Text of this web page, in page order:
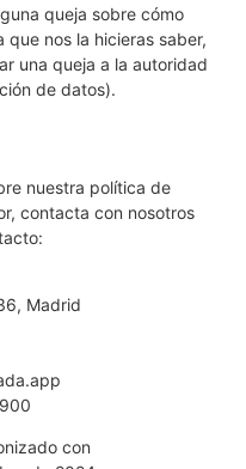
queja sobre cómo
nos la hicieras saber,
una queja a la autoridad
de datos).
nuestra política de
contacta con nosotros
Madrid
con